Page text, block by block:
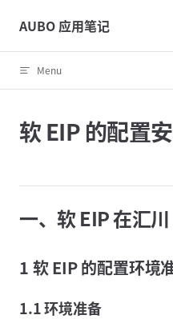
Skip to content
AUBO 应用笔记
Menu
软 EIP 的配置
一、软 EIP 在汇
1 软 EIP 的配置环境
1.1 环境准备